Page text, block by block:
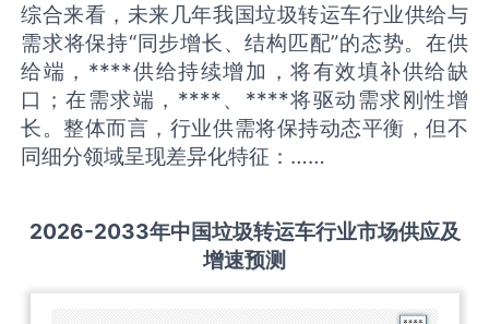
综合来看，未来几年我国垃圾转运车行业供给与
需求将保持“同步增长、结构匹配”的态势。在供
给端，****供给持续增加，将有效填补供给缺
口；在需求端，****、****将驱动需求刚性增
长。整体而言，行业供需将保持动态平衡，但不
同细分领域呈现差异化特征：……
2026-2033年中国垃圾转运车行业市场供应及
增速预测